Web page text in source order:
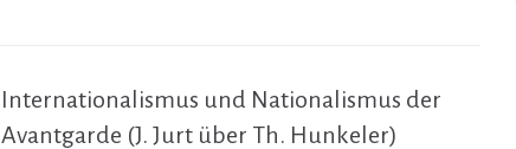
Internationalismus und Nationalismus der
Avantgarde (J. Jurt über Th. Hunkeler)